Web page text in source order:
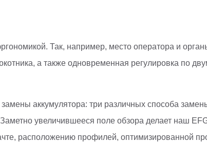
Так, например, место оператора и
а также одновременная регулировка по
аккумулятора: три различных способа
увеличившееся поле обзора делает наш
расположению профилей, оптимизированной